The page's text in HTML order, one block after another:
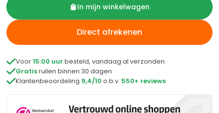
In mijn winkelwagen
Direct afrekenen
Voor15:00 uur besteld, vandaag al verzonden
Gratisruilen binnen 30 dagen
Klantenbeoordeling 9,4/10 o.b.v. 550+ reviews